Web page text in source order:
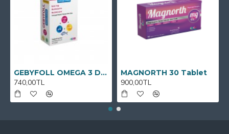
GEBYFOLL OMEGA 3 DHA
740,00TL
MAGNORTH 30 Tablet
900,00TL